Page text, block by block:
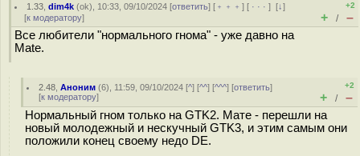
1.33 ,dim4k (ok), 10:33, 09/10/2024 [ответить] [ ﹢﹢﹢] [ · · ·][↓]
[к модератору]
+2
+ / –
Все любители "нормального гнома" - уже давно на
Mate.
2.48 ,Аноним (6), 11:59, 09/10/2024 [^] [^^] [^^^] [ответить]
[к модератору]
+2
+ / –
Нормальный гном только на GTK2. Мате - перешли на
новый молодежный и нескучный GTK3, и этим самым они
положили конец своему недо DE.